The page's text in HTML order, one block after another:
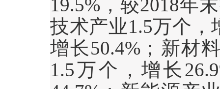
19.5% ，较2018年
技术产业1.5万个，
增长50.4% ；新材
1.5万个，增长